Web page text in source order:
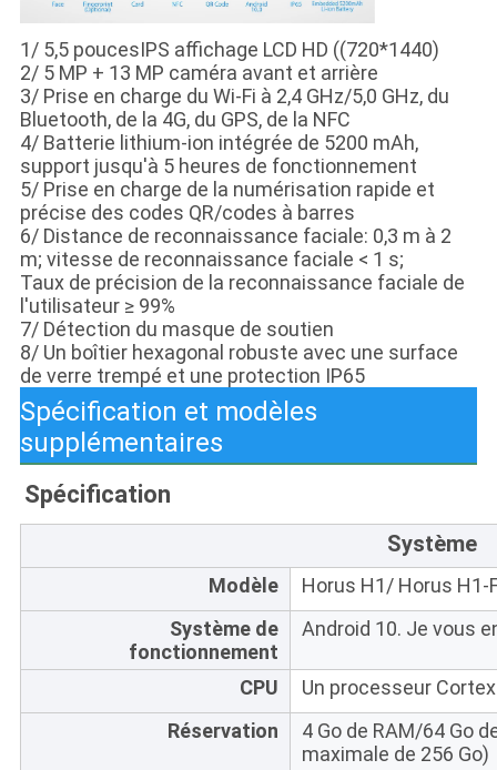
1/ 5,5 poucesIPS affichage LCD HD ((720*1440)
2/ 5 MP + 13 MP caméra avant et arrière
3/ Prise en charge du Wi-Fi à 2,4 GHz/5,0 GHz, du
Bluetooth, de la 4G, du GPS, de la NFC
4/ Batterie lithium-ion intégrée de 5200 mAh,
support jusqu'à 5 heures de fonctionnement
5/ Prise en charge de la numérisation rapide et
précise des codes QR/codes à barres
6/ Distance de reconnaissance faciale: 0,3 m à 2
m; vitesse de reconnaissance faciale < 1 s;
Taux de précision de la reconnaissance faciale de
l'utilisateur ≥ 99%
7/ Détection du masque de soutien
8/ Un boîtier hexagonal robuste avec une surface
de verre trempé et une protection IP65
Spécification et modèles
supplémentaires
Spécification
Système
Modèle
Horus H1/ Horus H1-
Système de
fonctionnement
Android 10. Je vous
CPU
Un processeur
Réservation
4 Go de RAM/64 Go
maximale de 256 Go)